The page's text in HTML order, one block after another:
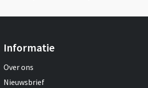
Informatie
Over ons
Nieuwsbrief